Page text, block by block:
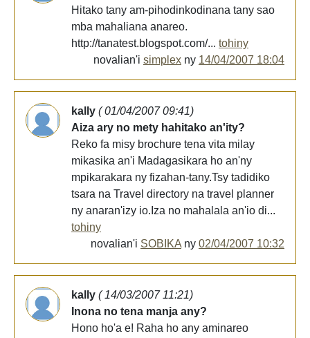
Hitako tany am-pihodinkodinana tany sao
mba mahaliana anareo.
http://tanatest.blogspot.com/... tohiny
novalian'i simplex ny 14/04/2007 18:04
kally ( 01/04/2007 09:41)
Aiza ary no mety hahitako an'ity?
Reko fa misy brochure tena vita milay
mikasika an'i Madagasikara ho an'ny
mpikarakara ny fizahan-tany.Tsy tadidiko
tsara na Travel directory na travel planner
ny anaran'izy io.Iza no mahalala an'io di...
tohiny
novalian'i SOBIKA ny 02/04/2007 10:32
kally ( 14/03/2007 11:21)
Inona no tena manja any?
Hono ho'a e! Raha ho any aminareo